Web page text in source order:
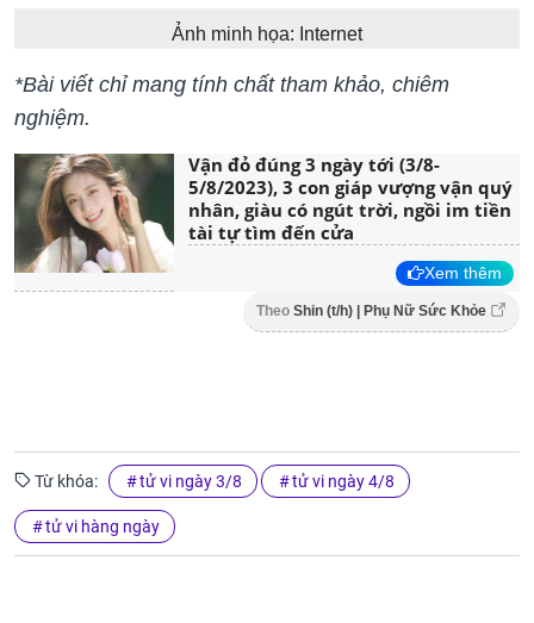
Ảnh minh họa: Internet
*Bài viết chỉ mang tính chất tham khảo, chiêm
nghiệm.
Vận đỏ đúng 3 ngày tới (3/8-
5/8/2023), 3 con giáp vượng vận quý
nhân, giàu có ngút trời, ngồi im tiền
tài tự tìm đến cửa
Xem thêm
Theo Shin (t/h) | Phụ Nữ Sức Khỏe
Từ khóa: tử vi ngày 3/8 tử vi ngày 4/8
tử vi hàng ngày